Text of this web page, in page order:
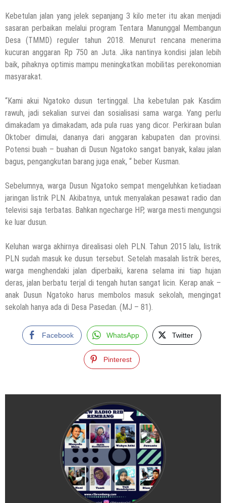
Kebetulan jalan yang jelek sepanjang 3 kilo meter itu akan menjadi
sasaran perbaikan melalui program Tentara Manunggal Membangun
Desa (TMMD) reguler tahun 2018. Menurut rencana menerima
kucuran anggaran Rp 750 an Juta. Jika nantinya kondisi jalan lebih
baik, pihaknya optimis mampu meningkatkan mobilitas perekonomian
masyarakat.
“Kami akui Ngatoko dusun tertinggal. Lha kebetulan pak Kasdim
rawuh, jadi sekalian survei dan sosialisasi sama warga. Yang perlu
dimakadam ya dimakadam, ada pula ruas yang dicor. Perkiraan bulan
Oktober dimulai, dananya dari anggaran kabupaten dan provinsi.
Potensi buah – buahan di Dusun Ngatoko sangat banyak, kalau jalan
bagus, pengangkutan barang juga enak, “ beber Kusman.
Sebelumnya, warga Dusun Ngatoko sempat mengeluhkan ketiadaan
jaringan listrik PLN. Akibatnya, untuk menyalakan pesawat radio dan
televisi saja terbatas. Bahkan ngecharge HP, warga mesti mengungsi
ke luar dusun.
Keluhan warga akhirnya direalisasi oleh PLN. Tahun 2015 lalu, listrik
PLN sudah masuk ke dusun tersebut. Setelah masalah listrik beres,
warga menghendaki jalan diperbaiki, karena selama ini tiap hujan
deras, jalan berbatu terjal di tengah hutan sangat licin. Kerap anak –
anak Dusun Ngatoko harus membolos masuk sekolah, mengingat
sekolah hanya ada di Desa Pasedan. (MJ – 81).
Facebook WhatsApp Twitter
Pinterest